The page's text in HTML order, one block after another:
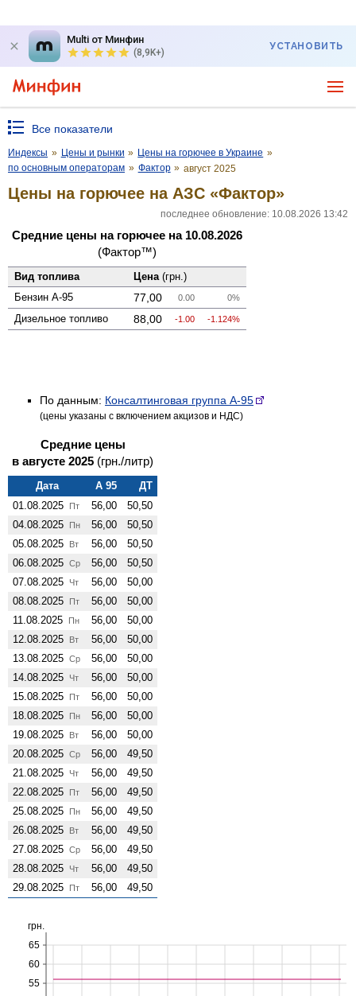
Multi от Минфин
(8,9K+)
УСТАНОВИТЬ
Все показатели
Индексы » Цены и рынки » Цены на горючее в Украине »
по основным операторам » Фактор » август 2025
Цены на горючее на АЗС «Фактор»
последнее обновление: 10.08.2026 13:42
Средние цены на горючее на 10.08.2026
(Фактор™)
Вид топлива Цена (грн.)
Бензин А-95
77,00 0.00 0%
Дизельное топливо 88,00 -1.00 -1.124%
По данным: Консалтинговая группа А-95
(цены указаны с включением акцизов и НДС)
Средние цены
в августе 2025 (грн./литр)
Дата А 95
ДТ
01.08.2025
Пт 56,00
50,50
04.08.2025
Пн 56,00
50,50
05.08.2025
Вт 56,00
50,50
06.08.2025 Ср 56,00
50,50
07.08.2025
Чт 56,00
50,00
08.08.2025
Пт 56,00
50,00
11.08.2025
Пн 56,00
50,00
12.08.2025
Вт 56,00
50,00
13.08.2025 Ср 56,00
50,00
14.08.2025
Чт 56,00
50,00
15.08.2025
Пт 56,00
50,00
18.08.2025
Пн 56,00
50,00
19.08.2025
Вт 56,00
50,00
20.08.2025 Ср 56,00
49,50
21.08.2025
Чт 56,00
49,50
22.08.2025
Пт 56,00
49,50
25.08.2025
Пн 56,00
49,50
26.08.2025
Вт 56,00
49,50
27.08.2025 Ср 56,00
49,50
28.08.2025
Чт 56,00
49,50
29.08.2025
Пт 56,00 49,50